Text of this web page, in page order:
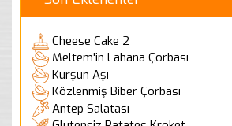
Cheese Cake 2
Meltem'in Lahana Çorbası
Kurşun Aşı
Közlenmiş Biber Çorbası
Antep Salatası